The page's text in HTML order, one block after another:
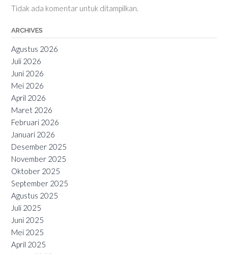
Tidak ada komentar untuk ditampilkan.
ARCHIVES
Agustus 2026
Juli 2026
Juni 2026
Mei 2026
April 2026
Maret 2026
Februari 2026
Januari 2026
Desember 2025
November 2025
Oktober 2025
September 2025
Agustus 2025
Juli 2025
Juni 2025
Mei 2025
April 2025